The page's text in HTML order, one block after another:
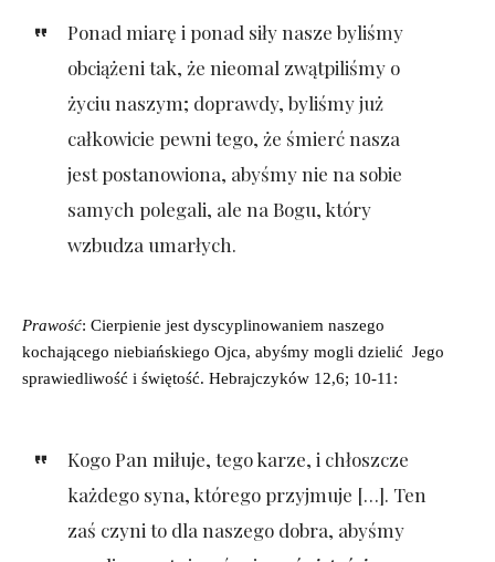
Ponad miarę i ponad siły nasze byliśmy
obciążeni tak, że nieomal zwątpiliśmy o
życiu naszym; doprawdy, byliśmy już
całkowicie pewni tego, że śmierć nasza
jest postanowiona, abyśmy nie na sobie
samych polegali, ale na Bogu, który
wzbudza umarłych.
Prawość: Cierpienie jest dyscyplinowaniem naszego
kochającego niebiańskiego Ojca, abyśmy mogli dzielić Jego
sprawiedliwość i świętość. Hebrajczyków 12,6; 10-11:
Kogo Pan miłuje, tego karze, i chłoszcze
każdego syna, którego przyjmuje […]. Ten
zaś czyni to dla naszego dobra, abyśmy